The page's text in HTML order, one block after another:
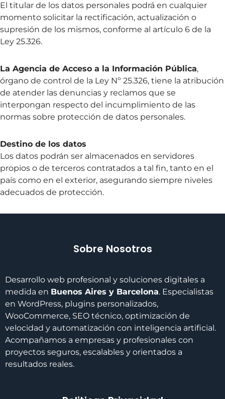
El titular de los datos personales podrá en cualquier
momento solicitar la rectificación, actualización o
supresión de los mismos, conforme al artículo 6 de la
Ley 25.326.
La Agencia de Acceso a la Información Pública,
órgano de control de la Ley Nº 25.326, tiene la atribución
de atender las denuncias y reclamos que se
interpongan respecto del incumplimiento de las
normas sobre protección de datos personales.
Destino de los datos
Los datos podrán ser almacenados en servidores
propios o de terceros contratados a tal fin, tanto en el
país como en el exterior, asegurando siempre niveles
adecuados de protección.
Sobre Nosotros
Desarrollo web profesional y soluciones digitales a
medida en Buenos Aires y Barcelona. Especialistas
en WordPress, plugins personalizados,
WooCommerce, SEO técnico, optimización de
velocidad y automatización con inteligencia artificial.
Acompañamos a empresas y profesionales con
proyectos seguros, escalables y orientados a
resultados reales.